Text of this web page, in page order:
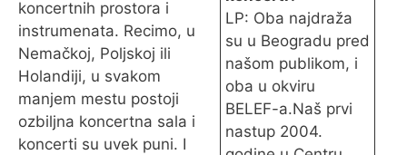
LP: Oba najdraža
su u Beogradu pred
našom publikom, i
oba u okviru
BELEF-a.Naš prvi
nastup 2004.
koncertnih prostora i
instrumenata. Recimo, u
Nemačkoj, Poljskoj ili
Holandiji, u svakom
manjem mestu postoji
ozbiljna koncertna sala i
koncerti su uvek puni. I